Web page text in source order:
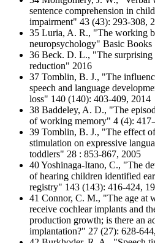
sentence comprehension in
impairment" 43 (43): 293-308,
35 Luria, A. R., "The working
neuropsychology" Basic Books
36 Beck. D. L., "The surprising
reduction" 2016
37 Tomblin, B. J., "The
speech and language
loss" 140 (140): 403-409, 2014
38 Baddeley, A. D., "The
of working memory" 4 (4): 417-
39 Tomblin, B. J., "The effect
stimulation on expressive
toddlers" 28 : 853-867, 2005
40 Yoshinaga-Itano, C., "The
of hearing children identified
registry" 143 (143): 416-424,
41 Connor, C. M., "The age at
receive cochlear implants and
production growth; is there an
implantation?" 27 (27): 628-